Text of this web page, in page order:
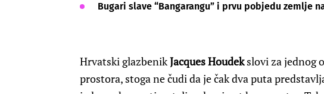
Bugari slave “Bangarangu” i prvu pobjedu zemlje
Hrvatski glazbenikJacques Houdekslovi za jednog
prostora, stoga ne čudi da je čak dva puta